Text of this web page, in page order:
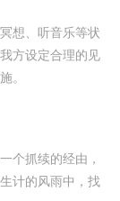
想、听音乐等状
方设定合理的见
。
个抓续的经由，
计的风雨中，找